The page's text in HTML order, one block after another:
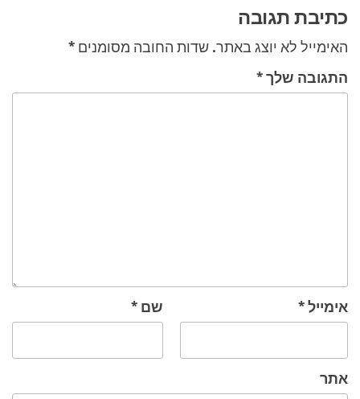
כתיבת תגובה
האימייל לא יוצג באתר. שדות החובה מסומנים *
התגובה שלך*
שם * אימייל*
אתר